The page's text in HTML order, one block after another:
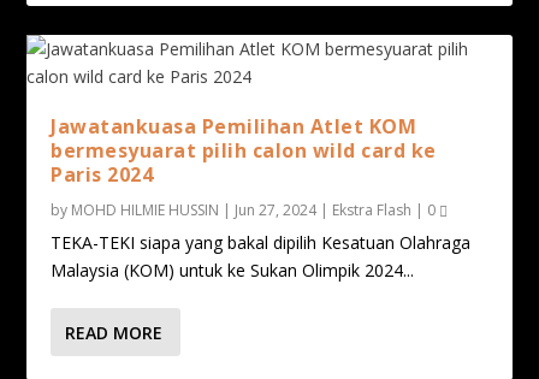
Jawatankuasa Pemilihan Atlet KOM
bermesyuarat pilih calon wild card ke
Paris 2024
by MOHD HILMIE HUSSIN Jun 27, 2024| Ekstra Flash 0
TEKA-TEKI siapa yang bakal dipilih Kesatuan Olahraga
Malaysia (KOM) untuk ke Sukan Olimpik 2024...
READ MORE